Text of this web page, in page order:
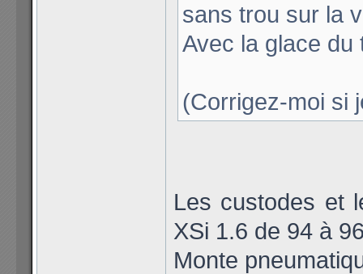
sans trou sur la
Avec la glace du
(Corrigez-moi si
Les custodes et
XSi 1.6 de 94 à
Monte